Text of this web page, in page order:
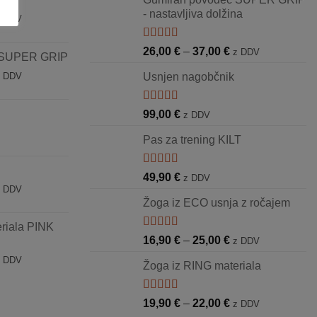
€
z DDV
GRIP
€
DDV
€
€
DDV
PINK
DDV
- nastavljiva dolžina
Ocenjeno
5.00
26,00 € – 37,00 €Cenovni
od
z DDV
Usnjen nagobčnik
Ocenjeno
5.00
99,00 € z DDV
Pas za trening KILT
Ocenjeno
5.00
49,90 € z DDV
Žoga iz ECO usnja z ročajem
Ocenjeno
5.00
16,90 € – 25,00 €Cenovni
od
do
z DDV
Žoga iz RING materiala
Ocenjeno
5.00
19,90 € – 22,00 €Cenovni
z DDV